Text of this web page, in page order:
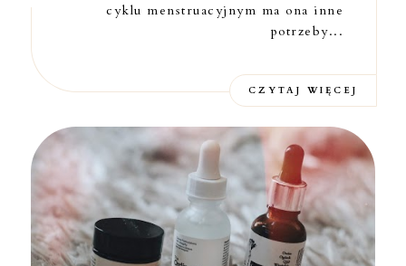
cyklu menstruacyjnym ma ona inne
potrzeby...
CZYTAJ WIĘCEJ